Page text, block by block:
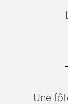
Une